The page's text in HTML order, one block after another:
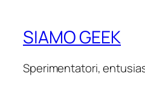
SIAMO GEEK
Sperimentatori,